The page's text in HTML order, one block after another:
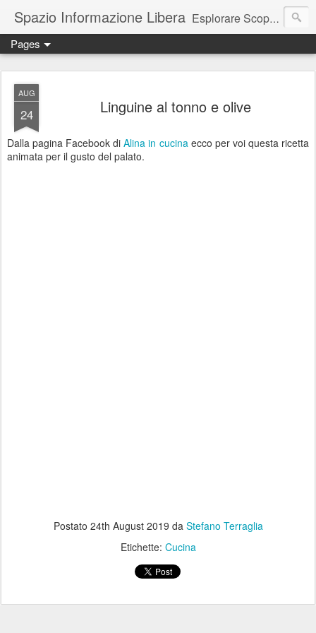
Spazio Informazione Libera Esplorare Scoprire Creare
Escursioni, viaggi, arte, tecnologia, attualità
Pages
AUG
24 Linguine al tonno e olive
Dalla pagina Facebook diAlina in cucinaecco per voi questa ricetta
animata per il gusto del palato.
Postato 24th August 2019 da Stefano Terraglia
Etichette: Cucina